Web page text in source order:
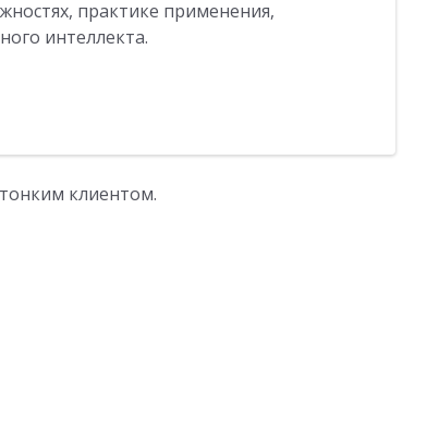
практике применения,
интеллекта.
клиентом.